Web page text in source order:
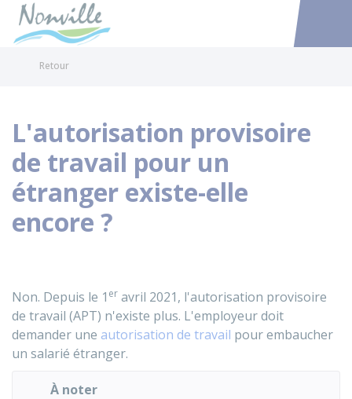
Accéder
Retour
L'autorisation provisoire
de travail pour un
étranger existe-elle
encore ?
Non. Depuis le 1 er avril 2021, l'autorisation provisoire
de travail (APT) n'existe plus. L'employeur doit
demander une autorisation de travail pour embaucher
un salarié étranger.
À noter